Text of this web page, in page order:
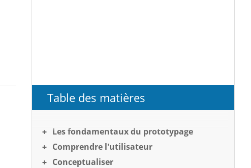
Table des matières
Les fondamentaux du prototypage
Comprendre l'utilisateur
Conceptualiser